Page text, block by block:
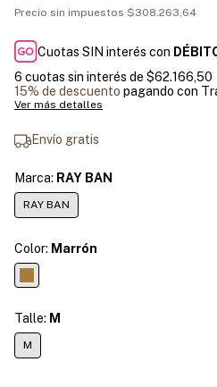
Precio sin impuestos $308.263,64
Cuotas SIN interés con
6 cuotas sin interés de $62.166,50
15% de descuento pagando con
Ver más detalles
Envío gratis
Marca: RAY BAN
RAY BAN
Color: Marrón
Talle: M
M